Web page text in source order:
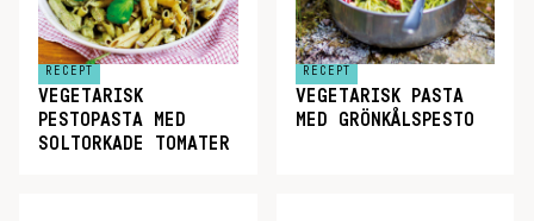
RECEPT
VEGETARISK
PESTOPASTA MED
SOLTORKADE TOMATER
RECEPT
VEGETARISK PASTA
MED GRÖNKÅLSPESTO